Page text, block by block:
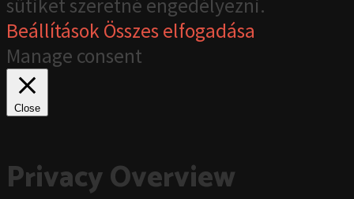
sütiket szeretné engedélyezni.
BeállításokÖsszes elfogadása
Manage consent
Close
Privacy Overview